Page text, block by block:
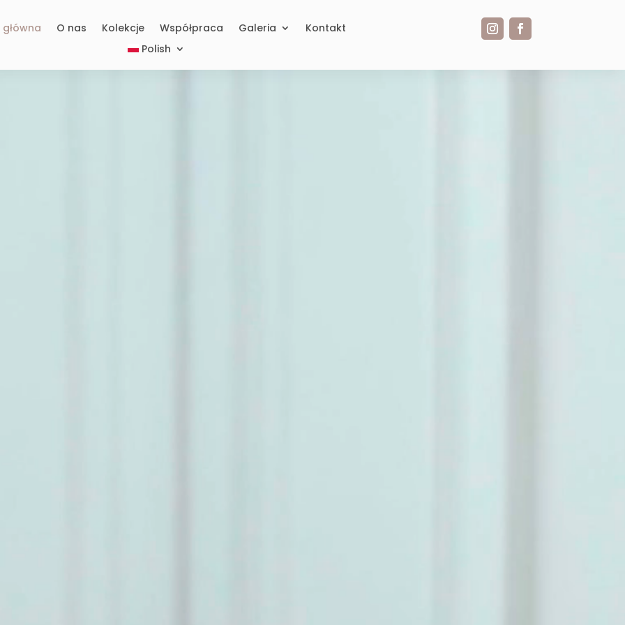
O nas Kolekcje Współpraca Galeria
Kontakt
Polish